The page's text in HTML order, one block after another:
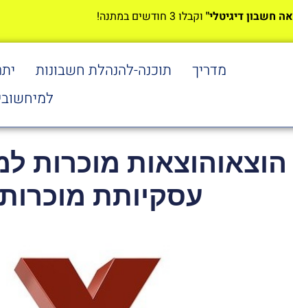
חשבון דיגיטלי" וקבלו 3 חודשים במתנה!
מדריך תוכנה-להנהלת חשבונות
הוצאוהוצאות מוכרות
עסקיותת